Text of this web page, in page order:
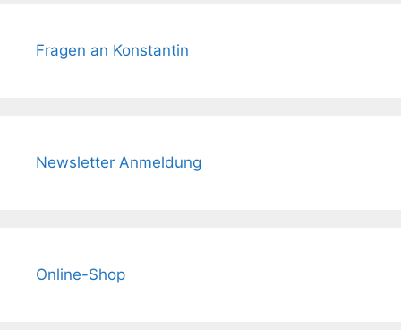
Fragen an Konstantin
Newsletter Anmeldung
Online-Shop